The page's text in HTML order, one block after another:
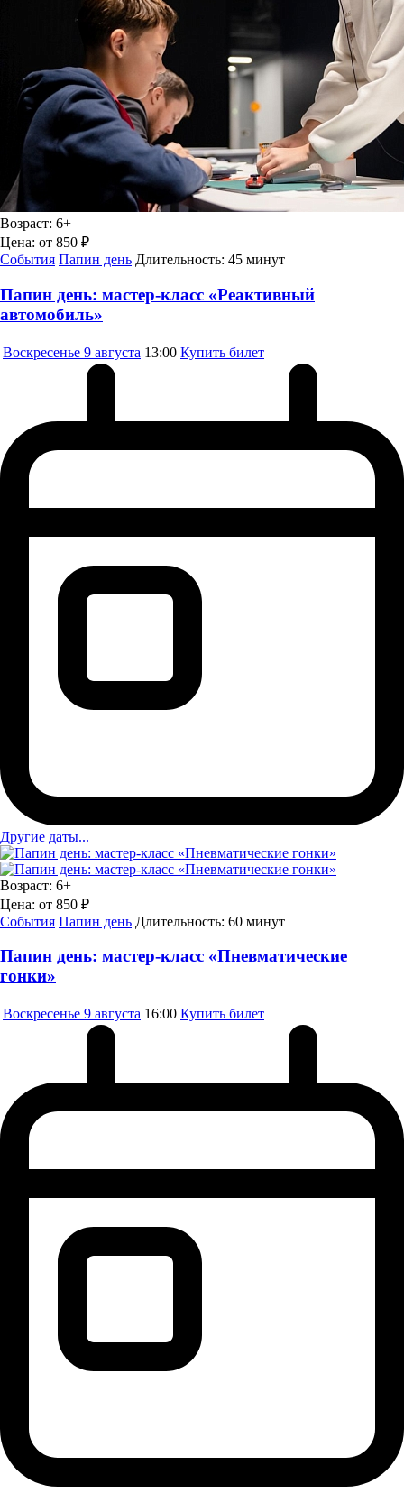
Возраст: 6+
Цена: от 850 ₽
События Папин день Длительность: 45 минут
Папин день: мастер-класс «Реактивный
автомобиль»
Воскресенье 9 августа 13:00 Купить билет
Другие даты...
Возраст: 6+
Цена: от 850 ₽
События Папин день Длительность: 60 минут
Папин день: мастер-класс «Пневматические
гонки»
Воскресенье 9 августа 16:00 Купить билет